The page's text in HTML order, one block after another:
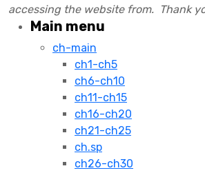
accessing the website from. Thank
Main menu
ch-main
ch1-ch5
ch6-ch10
ch11-ch15
ch16-ch20
ch21-ch25
ch.sp
ch26-ch30